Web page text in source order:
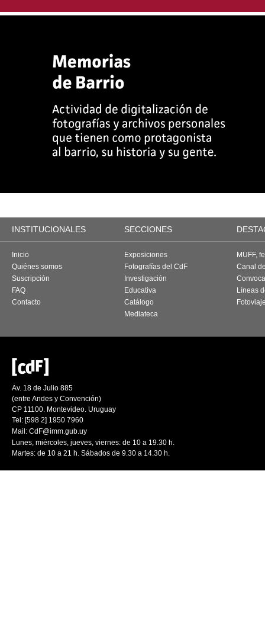
INSTITUCIONALES SECCIONES
Inicio
Quiénes somos
Suscripción
FAQ
Contacto
Exposiciones
Fotografías del CdF
Investigación
Educativa
Catálogo
Mediateca
MUFF,
Canal
Líneas
Av. 18 de Julio 885
(entre Andes y Convención)
CP 11100. Montevideo. Uruguay
Tel: [598 2] 1950 7960
Mail: CdF@imm.gub.uy
Lunes, miércoles, jueves, viernes: de 10 a 19.30 h.
Martes: de 10 a 21 h. Sábados de 9.30 a 14.30 h.